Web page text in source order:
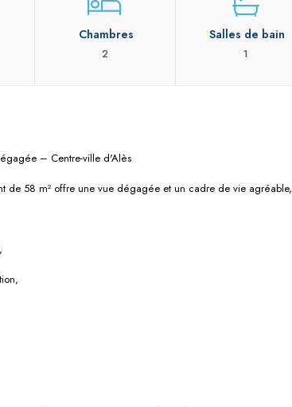
Chambres
2
Salles de bain
1
– Centre-ville d'Alès
de 58 m² offre une vue dégagée et un cadre de vie agréable,